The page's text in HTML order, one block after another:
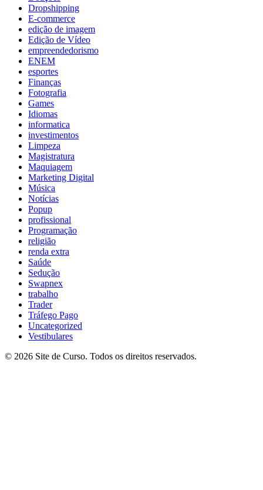
Dropshipping
E-commerce
edição de imagem
Edição de Vídeo
empreendedorismo
ENEM
esportes
Finanças
Fotografia
Games
Idiomas
informatica
investimentos
Limpeza
Magistratura
Maquiagem
Marketing Digital
Música
Notícias
Popup
profissional
Programação
religião
renda extra
Saúde
Sedução
Swapnex
trabalho
Trader
Tráfego Pago
Uncategorized
Vestibulares
© 2026 Site de Curso. Todos os direitos reservados.